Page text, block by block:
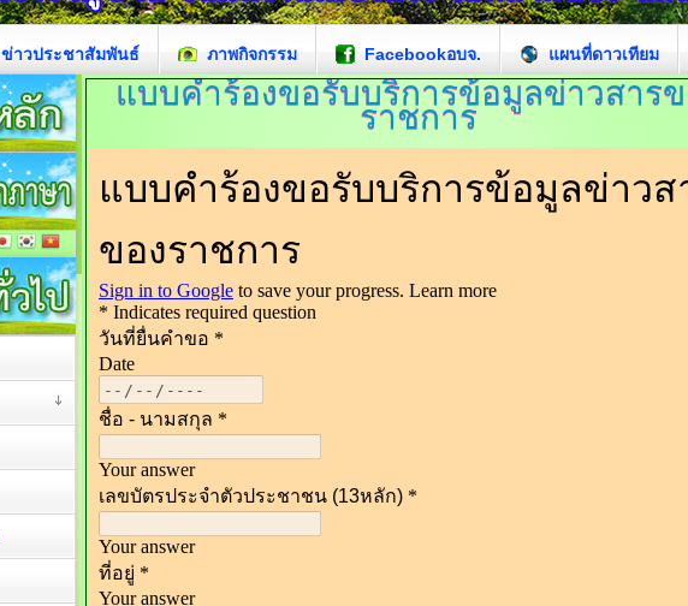
ข่าวประชาสัมพันธ์ ภาพกิจกรรม Facebookอบจ. แผนที่ดาวเทียม
แบบคำร้องขอรับบริการข้อมูลข่าวสาร
ราชการ